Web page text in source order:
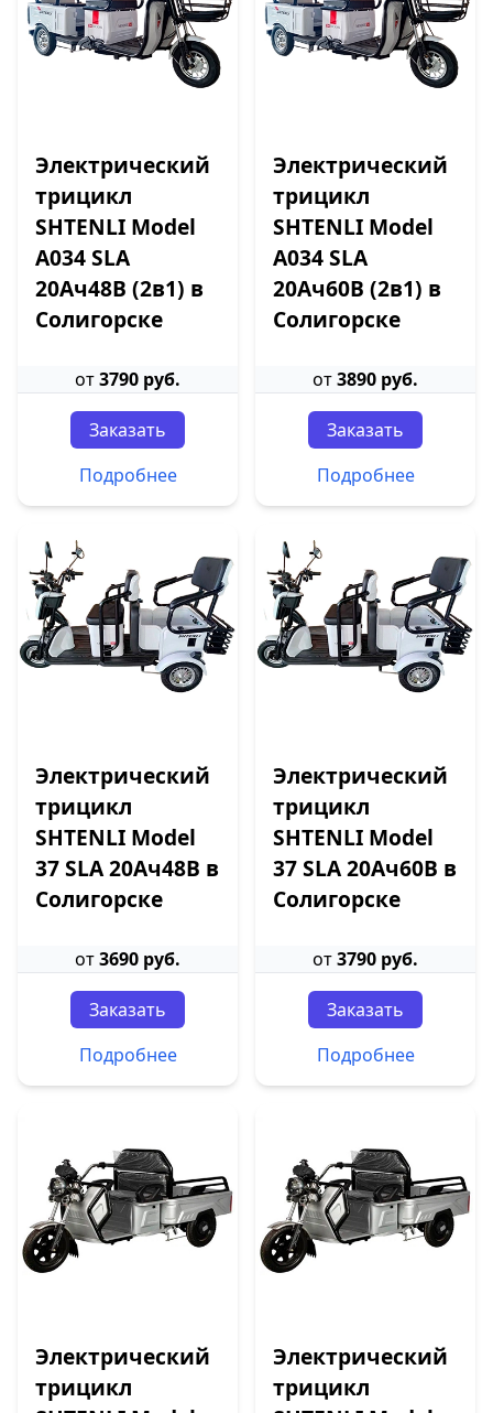
Электрический
трицикл
SHTENLI Model
А034 SLA
20Ач48В (2в1) в
Солигорске
от3790 руб.
Заказать
Подробнее
Электрический
трицикл
SHTENLI Model
А034 SLA
20Ач60В (2в1) в
Солигорске
от3890 руб.
Заказать
Подробнее
Электрический
трицикл
SHTENLI Model
37 SLA 20Ач48В в
Солигорске
от3690 руб.
Заказать
Подробнее
Электрический
трицикл
SHTENLI Model
37 SLA 20Ач60В в
Солигорске
от3790 руб.
Заказать
Подробнее
Электрический
трицикл
Электрический
трицикл